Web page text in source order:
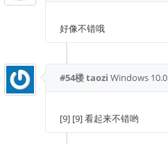
好像不错哦
#54楼taozi Windows 10.0
[9] [9] 看起来不错哟